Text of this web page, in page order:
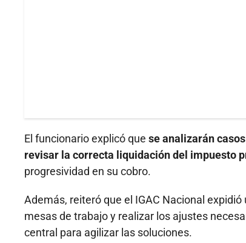
El funcionario explicó que se analizarán
revisar la correcta liquidación del impuesto
progresividad en su cobro.
Además, reiteró que el IGAC Nacional
mesas de trabajo y realizar los ajustes
central para agilizar las soluciones.